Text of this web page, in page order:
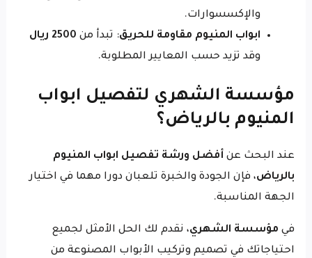
والإكسسوارات.
ابواب المنيوم مقاومة للحريق: تبدأ من 2500 ريال
وقد تزيد حسب المعايير المطلوبة.
مؤسسة الشهري لتفصيل ابواب
المنيوم بالرياض؟
عند البحث عن أفضل ورشة تفصيل ابواب المنيوم
بالرياض، فإن الجودة والخبرة تلعبان دورا مهما في اختيار
الجهة المناسبة.
في مؤسسة الشهري، نقدم لك الحل الأمثل لجميع
احتياجاتك في تصميم وتركيب الأبواب المصنوعة من